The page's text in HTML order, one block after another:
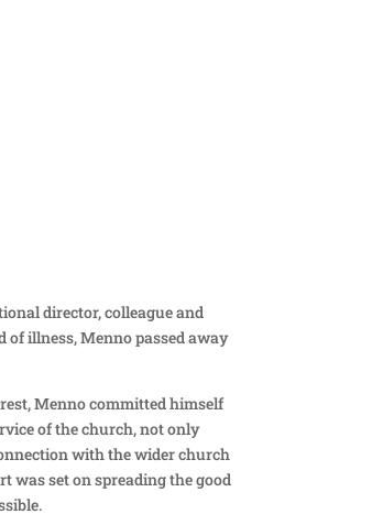
director, colleague and
of illness, Menno passed away
Menno committed himself
of the church, not only
with the wider church
was set on spreading the good